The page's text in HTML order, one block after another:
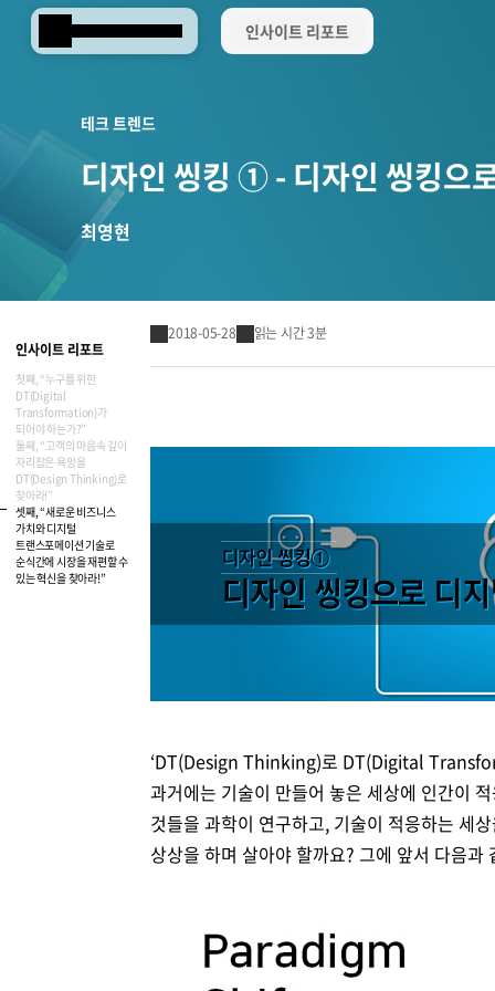
Samsung SDS 인사이트 리포트
AI 전환(AX)
AI 업무혁신
데이터 분석
삼성SDS 클라우드의 특별함
매니지드 서비스
클라우드 보안
Brity Works
업무 자동화
엔터프라이즈 애플리케이션
ESG 서비스
디지털 전환 진단
디지털 전환 컨설팅
삼성SDS 물류의 특별함
글로벌 공급망
글로벌 물류 거점
삼성SDS 소개
CEO 소개
연혁
이사회 및 위원회
IR 행사 & 실적발표
주주총회
ESG 소식
환경/에너지 경영
인권경영
언론보도
미디어 갤러리
테크 트렌드
디자인 씽킹 ① - 디자인 씽킹으
최영현
인사이트 리포트
첫째, “누구를 위한
DT(Digital
Transformation)가
되어야 하는가?”
둘째, “고객의 마음속 깊이
자리잡은 욕망을
DT(Design Thinking)로
찾아라!”
셋째, “새로운 비즈니스
가치와 디지털
트랜스포메이션 기술로
순식간에 시장을 재편할 수
있는 혁신을 찾아라!”
2018-05-28 읽는 시간 3분
‘DT(Design Thinking)로 DT(Digital
과거에는 기술이 만들어 놓은 세상에 인간이
것들을 과학이 연구하고, 기술이 적응하는 세
상상을 하며 살아야 할까요? 그에 앞서 다음과